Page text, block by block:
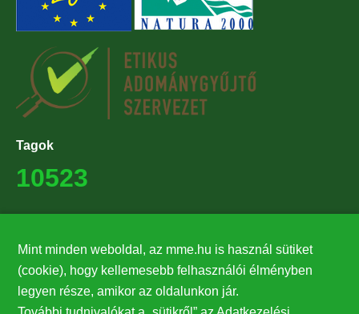
Tagok
10523
27224
Hírlevél feliratkozás
Mint minden weboldal, az mme.hu is használ sütiket
(cookie), hogy kellemesebb felhasználói élményben
legyen része, amikor az oldalunkon jár.